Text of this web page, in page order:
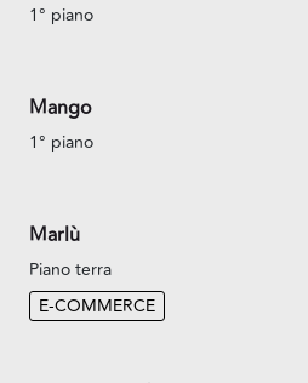
1° piano
Mango
1° piano
Marlù
Piano terra
E-COMMERCE